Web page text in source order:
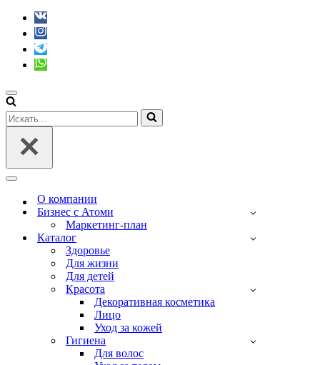
Меню
навигации
Искать...
Меню
навигацииО компании
Бизнес с Атоми
Маркетинг-план
Каталог
Здоровье
Для жизни
Для детей
Красота
Декоративная косметика
Лицо
Уход за кожей
Гигиена
Для волос